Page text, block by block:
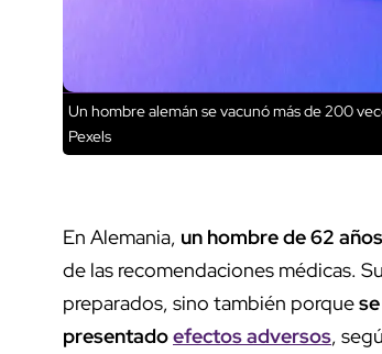
Un hombre alemán se vacunó más de 200
Pexels
En Alemania, un hombre de 62
de las recomendaciones médicas.
preparados, sino también porque
presentadoefectos adversos,